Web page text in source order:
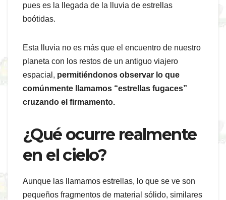
pues es la llegada de la lluvia de estrellas
boótidas.
Esta lluvia no es más que el encuentro de nuestro
planeta con los restos de un antiguo viajero
espacial, permitiéndonos observar lo que
comúnmente llamamos “estrellas fugaces”
cruzando el firmamento.
¿Qué ocurre realmente
en el cielo?
Aunque las llamamos estrellas, lo que se ve son
pequeños fragmentos de material sólido, similares